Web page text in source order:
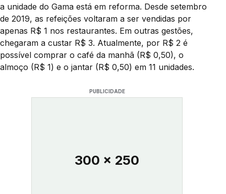
a unidade do Gama está em reforma. Desde setembro
de 2019, as refeições voltaram a ser vendidas por
apenas R$ 1 nos restaurantes. Em outras gestões,
chegaram a custar R$ 3. Atualmente, por R$ 2 é
possível comprar o café da manhã (R$ 0,50), o
almoço (R$ 1) e o jantar (R$ 0,50) em 11 unidades.
PUBLICIDADE
300 x 250